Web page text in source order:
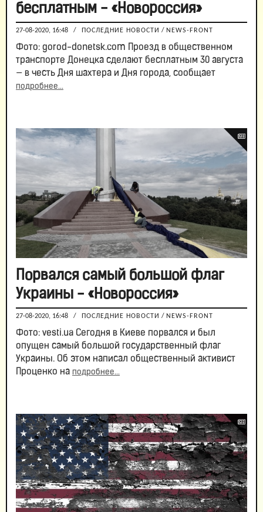
бесплатным - «Новороссия»
27-08-2020, 16:48 / ПОСЛЕДНИЕ НОВОСТИ / NEWS-FRONT
Фото: gorod-donetsk.com Проезд в общественном
транспорте Донецка сделают бесплатным 30 августа
— в честь Дня шахтера и Дня города, сообщает
подробнее...
Порвался самый большой флаг
Украины - «Новороссия»
27-08-2020, 16:48 / ПОСЛЕДНИЕ НОВОСТИ / NEWS-FRONT
Фото: vesti.ua Сегодня в Киеве порвался и был
опущен самый большой государственный флаг
Украины. Об этом написал общественный активист
Проценко на подробнее...